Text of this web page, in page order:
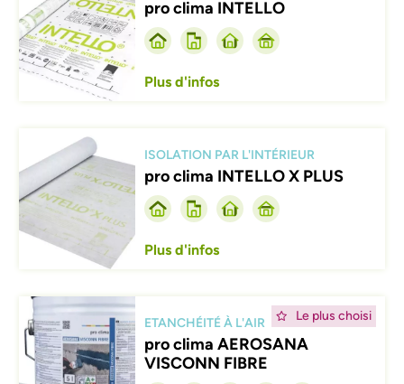
pro clima INTELLO
Plus d'infos
Afbeelding
ISOLATION PAR L'INTÉRIEUR
pro clima INTELLO X PLUS
Plus d'infos
Le plus choisi
Afbeelding
ETANCHÉITÉ À L'AIR
pro clima AEROSANA
VISCONN FIBRE